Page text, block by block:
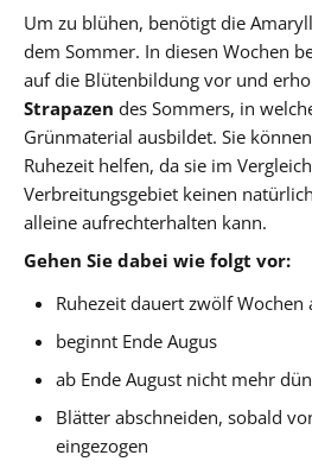
Um zu blühen, benötigt die
dem Sommer. In diesen Wochen
auf die Blütenbildung vor und
Strapazen des Sommers, in
Grünmaterial ausbildet. Sie
Ruhezeit helfen, da sie im
Verbreitungsgebiet keinen
alleine aufrechterhalten kann.
Gehen Sie dabei wie folgt vor:
Ruhezeit dauert zwölf Wochen
beginnt Ende Augus
ab Ende August nicht mehr
Blätter abschneiden, sobald
eingezogen